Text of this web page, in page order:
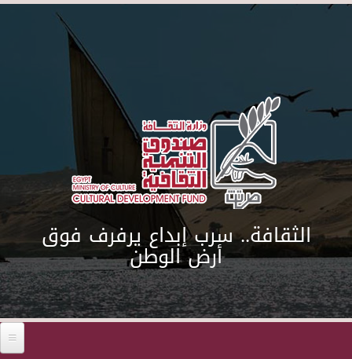
Skip to main content
الثقافة.. سرب إبداع يرفرف فوق
أرض الوطن